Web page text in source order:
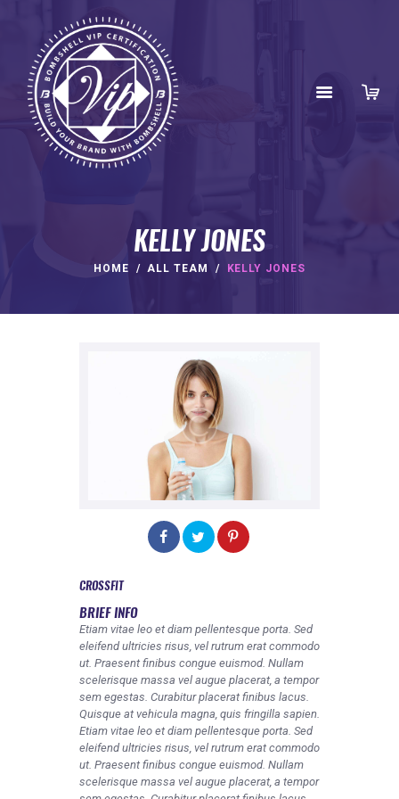
KELLY JONES
HOME ALL TEAM KELLY JONES
HOME
CROSSFIT
BRIEF INFO
Etiam vitae leo et diam pellentesque porta. Sed
eleifend ultricies risus, vel rutrum erat commodo
ut. Praesent finibus congue euismod. Nullam
scelerisque massa vel augue placerat, a tempor
sem egestas. Curabitur placerat finibus lacus.
Quisque at vehicula magna, quis fringilla sapien.
Etiam vitae leo et diam pellentesque porta. Sed
eleifend ultricies risus, vel rutrum erat commodo
ut. Praesent finibus congue euismod. Nullam
scelerisque massa vel augue placerat, a tempor